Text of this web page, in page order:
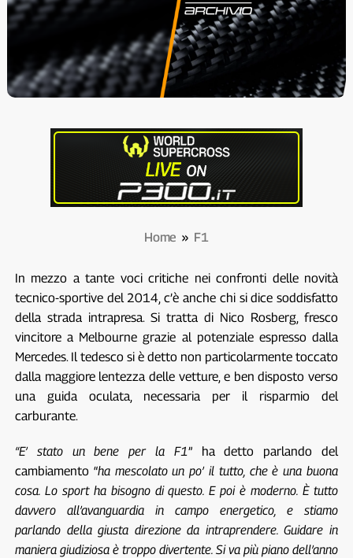
Home » F1
In mezzo a tante voci critiche nei confronti delle novità
tecnico-sportive del 2014, c’è anche chi si dice soddisfatto
della strada intrapresa. Si tratta di Nico Rosberg, fresco
vincitore a Melbourne grazie al potenziale espresso dalla
Mercedes. Il tedesco si è detto non particolarmente toccato
dalla maggiore lentezza delle vetture, e ben disposto verso
una guida oculata, necessaria per il risparmio del
carburante.
“E’ stato un bene per la F1” ha detto parlando del
cambiamento “ha mescolato un po’ il tutto, che è una buona
cosa. Lo sport ha bisogno di questo. E poi è moderno. È tutto
davvero all’avanguardia in campo energetico, e stiamo
parlando della giusta direzione da intraprendere. Guidare in
maniera giudiziosa è troppo divertente. Si va più piano dell’anno